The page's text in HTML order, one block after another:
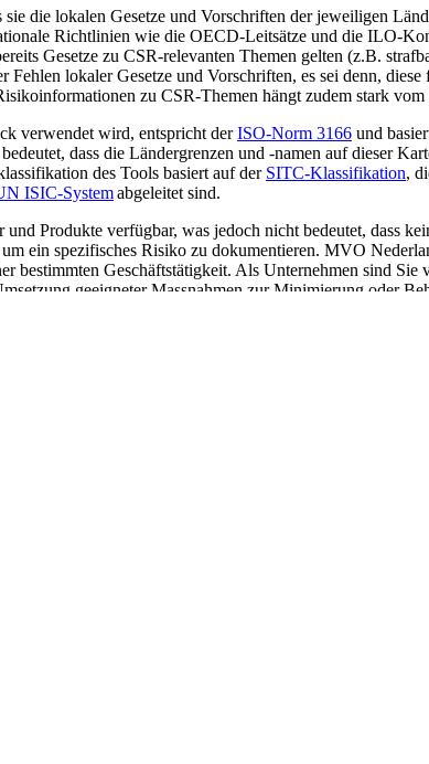
die lokalen Gesetze und Vorschriften der jeweiligen
Richtlinien wie die OECD-Leitsätze und die ILO-
Gesetze zu CSR-relevanten Themen gelten (z.B.
lokaler Gesetze und Vorschriften, es sei denn,
zu CSR-Themen hängt zudem stark
verwendet wird, entspricht derISO-Norm 3166 und
dass die Ländergrenzen und -namen auf dieser
des Tools basiert auf der SITC-Klassifikation,
ISIC-Systemabgeleitet sind.
Produkte verfügbar, was jedoch nicht bedeutet, dass
ein spezifisches Risiko zu dokumentieren. MVO
bestimmten Geschäftstätigkeit. Als Unternehmen sind
geeigneter Massnahmen zur Minimierung oder